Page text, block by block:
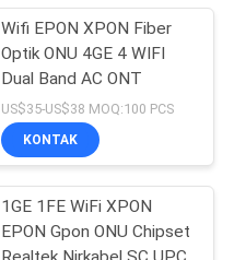
Wifi EPON XPON Fiber
Optik ONU 4GE 4 WIFI
Dual Band AC ONT
US$35-US$38 MOQ:100 PCS
KONTAK
1GE 1FE WiFi XPON
EPON Gpon ONU Chipset